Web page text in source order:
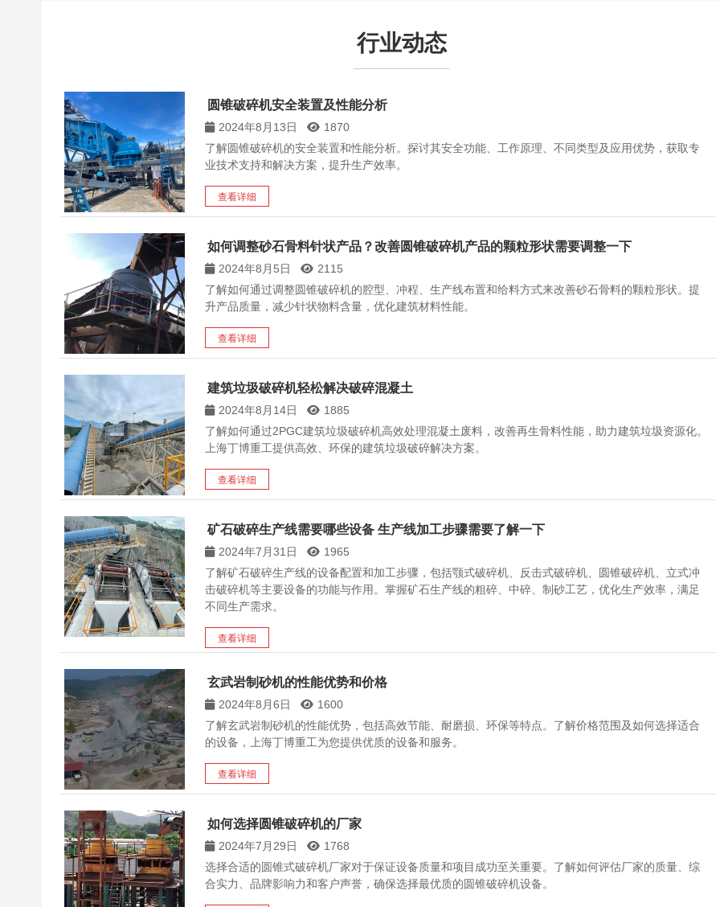
行业动态
圆锥破碎机安全装置及性能分析
2024年8月13日
1870
了解圆锥破碎机的安全装置和性能分析。探讨其安全功能、工作原理、不同类型及应用优势，获取专
业技术支持和解决方案，提升生产效率。
查看详细
如何调整砂石骨料针状产品？改善圆锥破碎机产品的颗粒形状需要调整一下
2024年8月5日
2115
了解如何通过调整圆锥破碎机的腔型、冲程、生产线布置和给料方式来改善砂石骨料的颗粒形状。提
升产品质量，减少针状物料含量，优化建筑材料性能。
查看详细
建筑垃圾破碎机轻松解决破碎混凝土
2024年8月14日
1885
了解如何通过2PGC建筑垃圾破碎机高效处理混凝土废料，改善再生骨料性能，助力建筑垃圾资源化。
上海丁博重工提供高效、环保的建筑垃圾破碎解决方案。
查看详细
矿石破碎生产线需要哪些设备 生产线加工步骤需要了解一下
2024年7月31日
1965
了解矿石破碎生产线的设备配置和加工步骤，包括颚式破碎机、反击式破碎机、圆锥破碎机、立式冲
击破碎机等主要设备的功能与作用。掌握矿石生产线的粗碎、中碎、制砂工艺，优化生产效率，满足
不同生产需求。
查看详细
玄武岩制砂机的性能优势和价格
2024年8月6日
1600
了解玄武岩制砂机的性能优势，包括高效节能、耐磨损、环保等特点。了解价格范围及如何选择适合
的设备，上海丁博重工为您提供优质的设备和服务。
查看详细
如何选择圆锥破碎机的厂家
2024年7月29日
1768
选择合适的圆锥式破碎机厂家对于保证设备质量和项目成功至关重要。了解如何评估厂家的质量、综
合实力、品牌影响力和客户声誉，确保选择最优质的圆锥破碎机设备。